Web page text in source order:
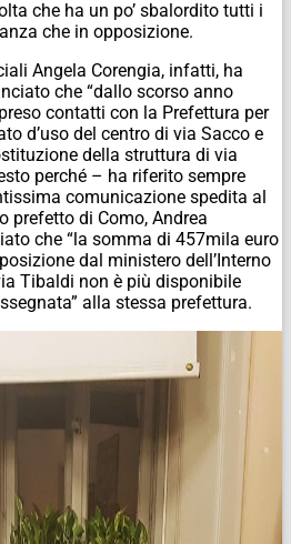
che ha un po’ sbalordito tutti i
che in opposizione.
Angela Corengia, infatti, ha
che “dallo scorso anno
contatti con la Prefettura per
d’uso del centro di via Sacco e
della struttura di via
perché – ha riferito sempre
comunicazione spedita al
prefetto di Como, Andrea
che “la somma di 457mila euro
dal ministero dell’Interno
Tibaldi non è più disponibile
alla stessa prefettura.